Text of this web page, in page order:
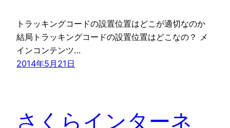
トラッキングコードの設置位置はどこが適切なのか
結局トラッキングコードの設置位置はどこなの？ メ
インコンテンツ…
2014年5月21日
さくらインターネ